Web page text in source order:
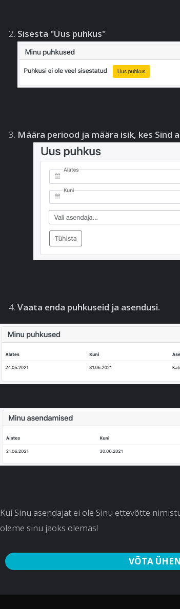
Sisesta "Uus puhkus"
Määra periood ja määra isik, kes Sind
Vaata enda puhkuseid ja asendusi.
Kui Sinu asendajat ei ole Sinu ettevõtte
oleme sinu jaoks olemas!
VÕTA